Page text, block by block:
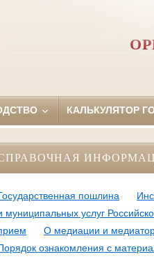
КАЛЬКУЛЯТОР
пошлина
муниципальных услуг
О медиации и
ознакомления с